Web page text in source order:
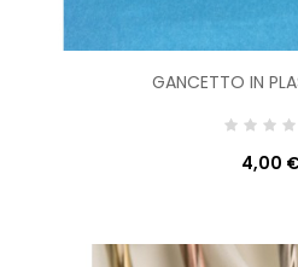
GANCETTO IN
4,00